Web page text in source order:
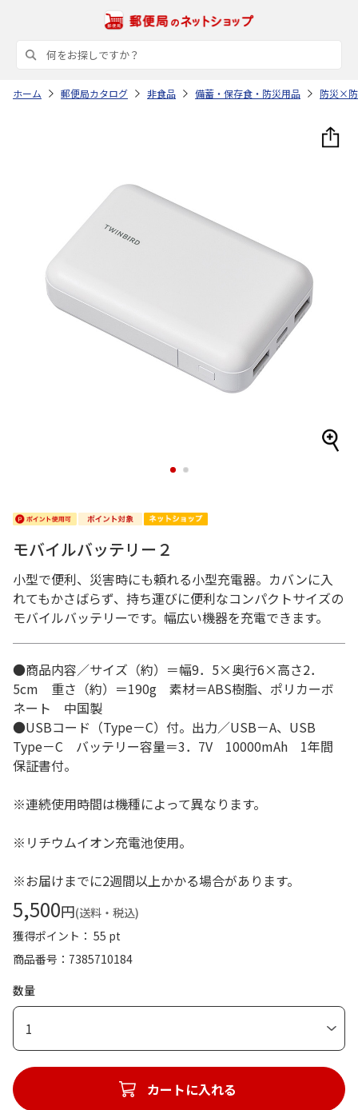
ホーム 郵便局カタログ 非食品 備蓄・保存食・防災用品 防災×防
1 2
モバイルバッテリー２
小型で便利、災害時にも頼れる小型充電器。カバンに入
れてもかさばらず、持ち運びに便利なコンパクトサイズの
モバイルバッテリーです。幅広い機器を充電できます。
●商品内容／サイズ（約）＝幅9．5×奥行6×高さ2．
5cm 重さ（約）＝190g 素材＝ABS樹脂、ポリカーボ
ネート 中国製
●USBコード（Type－C）付。出力／USB－A、USB
Type－C バッテリー容量＝3．7V 10000mAh 1年間
保証書付。
※連続使用時間は機種によって異なります。
※リチウムイオン充電池使用。
※お届けまでに2週間以上かかる場合があります。
5,500円(送料・税込)
獲得ポイント： 55 pt
商品番号
7385710184
数量
1
カートに入れる